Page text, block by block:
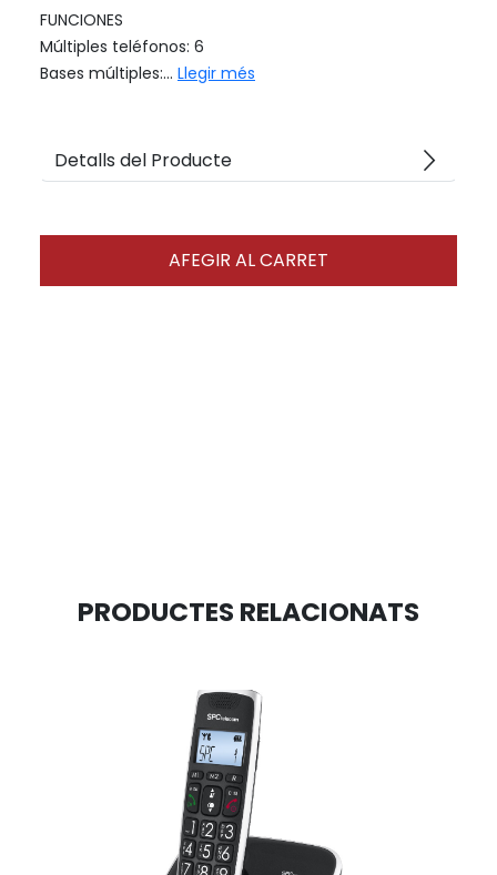
FUNCIONES
Múltiples teléfonos: 6
Bases múltiples:... Llegir més
Detalls del Producte arrow_forward_ios
AFEGIR AL CARRET
PRODUCTES RELACIONATS